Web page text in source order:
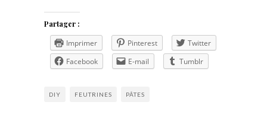
Partager :
Imprimer Pinterest
Twitter
Facebook
E-mail Tumblr
DIY FEUTRINES PÂTES